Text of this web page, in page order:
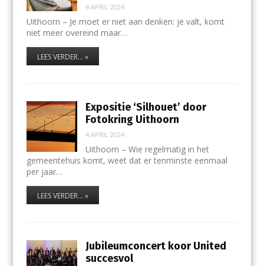
4 APRIL 2024
Uithoorn – Je moet er niet aan denken: je valt, komt
niet meer overeind maar…
LEES VERDER... »
Expositie ‘Silhouet’ door
Fotokring Uithoorn
4 APRIL 2024
Uithoorn – Wie regelmatig in het
gemeentehuis komt, weet dat er tenminste eenmaal
per jaar…
LEES VERDER... »
Jubileumconcert koor United
succesvol